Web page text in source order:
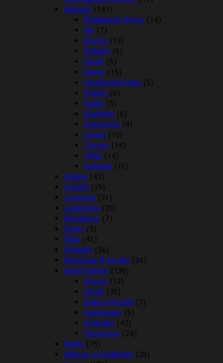
Islænder (141)
Beklædning Rytter (14)
Bid (7)
Diverse (13)
Dækken (6)
Gjorde (5)
Grimer (15)
Insektbeskyttelse (5)
Klokker (6)
Sadler (5)
Stigbøjler (6)
Stigremme (9)
strigler (10)
Trenser (14)
Tøjler (14)
Underlag (10)
Klokker (43)
Legetøj (19)
Longering (31)
Læderpleje (20)
Mundkurve (7)
Outlet (5)
Pads (45)
Pelspleje (56)
Rebgrimer & Cordeo (24)
Sadel tilbehør (130)
Diverse (12)
Gjorde (35)
Sadel overtræk (7)
Sadeltasker (5)
Stigbøjler (42)
Stigremme (24)
Sadler (15)
Sliksten og Godbidder (28)